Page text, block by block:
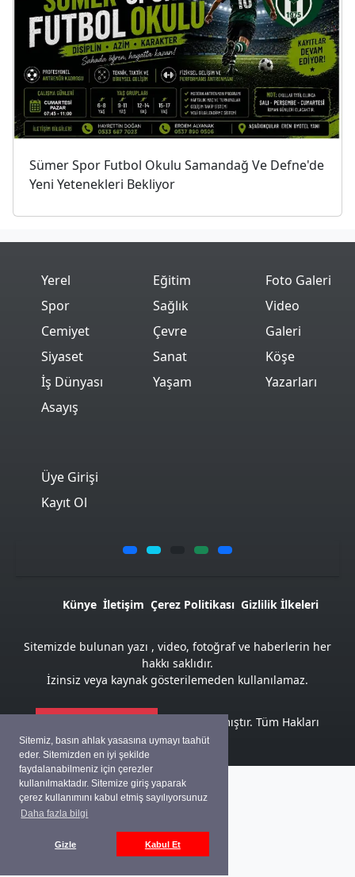
Sitemiz, basın ahlak yasasına uymayı taahüt
eder. Sitemizden en iyi şekilde
faydalanabilmeniz için çerezler
kullanılmaktadır. Sitemize giriş yaparak
çerez kullanımını kabul etmiş sayılıyorsunuz
Daha fazla bilgi
Gizle Kabul Et
Sümer Spor Futbol Okulu Samandağ Ve Defne'de
Yeni Yetenekleri Bekliyor
Yerel
Spor
Cemiyet
Siyaset
İş Dünyası
Asayış
Eğitim
Sağlık
Çevre
Sanat
Yaşam
Foto Galeri
Video
Galeri
Köşe
Yazarları
Üye Girişi
Kayıt Ol
Künye İletişim Çerez Politikası Gizlilik İlkeleri
Sitemizde bulunan yazı , video, fotoğraf ve haberlerin her
hakkı saklıdır.
İzinsiz veya kaynak gösterilemeden kullanılamaz.
ile hazırlanmıştır. Tüm Hakları
Saklıdır